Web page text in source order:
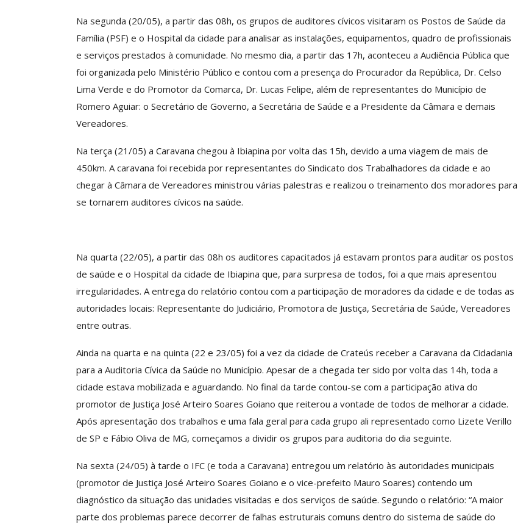
Na segunda (20/05), a partir das 08h, os grupos de auditores cívicos visitaram os Postos de Saúde da
Família (PSF) e o Hospital da cidade para analisar as instalações, equipamentos, quadro de profissionais
e serviços prestados à comunidade. No mesmo dia, a partir das 17h, aconteceu a Audiência Pública que
foi organizada pelo Ministério Público e contou com a presença do Procurador da República, Dr. Celso
Lima Verde e do Promotor da Comarca, Dr. Lucas Felipe, além de representantes do Município de
Romero Aguiar: o Secretário de Governo, a Secretária de Saúde e a Presidente da Câmara e demais
Vereadores.
Na terça (21/05) a Caravana chegou à Ibiapina por volta das 15h, devido a uma viagem de mais de
450km. A caravana foi recebida por representantes do Sindicato dos Trabalhadores da cidade e ao
chegar à Câmara de Vereadores ministrou várias palestras e realizou o treinamento dos moradores para
se tornarem auditores cívicos na saúde.
Na quarta (22/05), a partir das 08h os auditores capacitados já estavam prontos para auditar os postos
de saúde e o Hospital da cidade de Ibiapina que, para surpresa de todos, foi a que mais apresentou
irregularidades. A entrega do relatório contou com a participação de moradores da cidade e de todas as
autoridades locais: Representante do Judiciário, Promotora de Justiça, Secretária de Saúde, Vereadores
entre outras.
Ainda na quarta e na quinta (22 e 23/05) foi a vez da cidade de Crateús receber a Caravana da Cidadania
para a Auditoria Cívica da Saúde no Município. Apesar de a chegada ter sido por volta das 14h, toda a
cidade estava mobilizada e aguardando. No final da tarde contou-se com a participação ativa do
promotor de Justiça José Arteiro Soares Goiano que reiterou a vontade de todos de melhorar a cidade.
Após apresentação dos trabalhos e uma fala geral para cada grupo ali representado como Lizete Verillo
de SP e Fábio Oliva de MG, começamos a dividir os grupos para auditoria do dia seguinte.
Na sexta (24/05) à tarde o IFC (e toda a Caravana) entregou um relatório às autoridades municipais
(promotor de Justiça José Arteiro Soares Goiano e o vice-prefeito Mauro Soares) contendo um
diagnóstico da situação das unidades visitadas e dos serviços de saúde. Segundo o relatório: “A maior
parte dos problemas parece decorrer de falhas estruturais comuns dentro do sistema de saúde do
ASSECOR Acompanha Reunião
Da Mesa Nacional De
Negociação Permanente E
Reforça…
Comunicacao 26 jun, 2026
O Futuro Da Nossa Carreira Em
Categoria Unida Em Torno Dos
Valores Fundantes Da Ação
Sindical
Comunicacao 29 jul, 2026
Mais De Mil Procedimentos
Realizados No Primeiro
Semestre Mostram A